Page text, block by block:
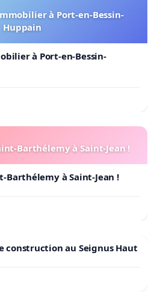
à Port-en-Bessin-
Huppain
à Port-en-Bessin-
Barthélemy à Saint-Jean !
Barthélemy à Saint-Jean !
construction au Seignus Haut